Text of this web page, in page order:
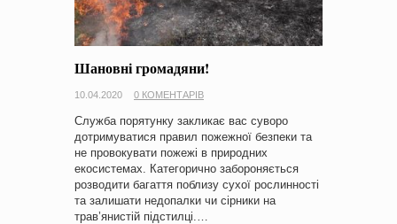
Шановні громадяни!
10.04.2020 0 КОМЕНТАРІВ
Служба порятунку закликає вас суворо
дотримуватися правил пожежної безпеки та
не провокувати пожежі в природних
екосистемах. Категорично забороняється
розводити багаття поблизу сухої рослинності
та залишати недопалки чи сірники на
трав’янистій підстилці.…